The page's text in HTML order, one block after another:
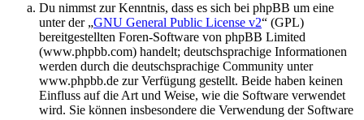
Du nimmst zur Kenntnis, dass es sich bei phpBB um eine
unter der „GNU General Public License v2“ (GPL)
bereitgestellten Foren-Software von phpBB Limited
(www.phpbb.com) handelt; deutschsprachige Informationen
werden durch die deutschsprachige Community unter
www.phpbb.de zur Verfügung gestellt. Beide haben keinen
Einfluss auf die Art und Weise, wie die Software verwendet
wird. Sie können insbesondere die Verwendung der Software